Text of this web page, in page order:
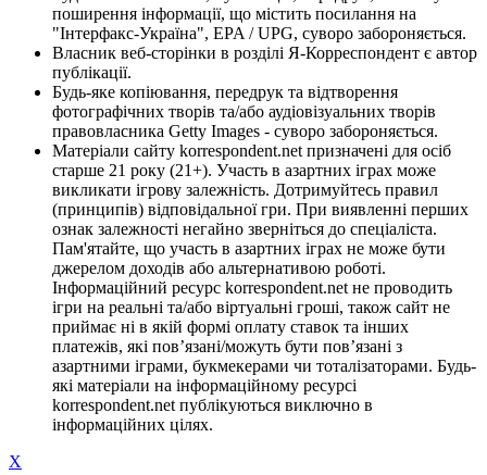
поширення інформації, що містить посилання на
"Інтерфакс-Україна", EPA / UPG, суворо забороняється.
Власник веб-сторінки в розділі Я-Корреспондент є автор
публікації.
Будь-яке копіювання, передрук та відтворення
фотографічних творів та/або аудіовізуальних творів
правовласника Getty Images - суворо забороняється.
Матеріали сайту korrespondent.net призначені для осіб
старше 21 року (21+). Участь в азартних іграх може
викликати ігрову залежність. Дотримуйтесь правил
(принципів) відповідальної гри. При виявленні перших
ознак залежності негайно зверніться до спеціаліста.
Пам'ятайте, що участь в азартних іграх не може бути
джерелом доходів або альтернативою роботі.
Інформаційний ресурс korrespondent.net не проводить
ігри на реальні та/або віртуальні гроші, також сайт не
приймає ні в якій формі оплату ставок та інших
платежів, які пов’язані/можуть бути пов’язані з
азартними іграми, букмекерами чи тоталізаторами. Будь-
які матеріали на інформаційному ресурсі
korrespondent.net публікуються виключно в
інформаційних цілях.
X